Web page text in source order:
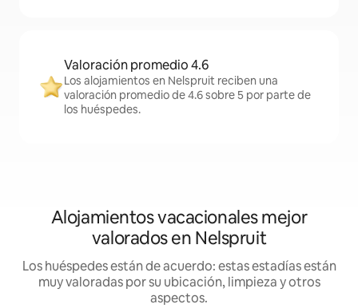
Valoración promedio 4.6
Los alojamientos en Nelspruit reciben una
valoración promedio de 4.6 sobre 5 por parte de
los huéspedes.
Alojamientos vacacionales mejor
valorados en Nelspruit
Los huéspedes están de acuerdo: estas estadías están
muy valoradas por su ubicación, limpieza y otros
aspectos.